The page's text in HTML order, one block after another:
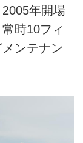
年開場
時10フィ
ンテナン